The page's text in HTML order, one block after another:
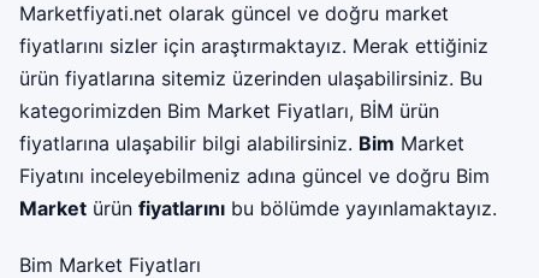
Marketfiyati.net olarak güncel ve doğru market
fiyatlarını sizler için araştırmaktayız. Merak ettiğiniz
ürün fiyatlarına sitemiz üzerinden ulaşabilirsiniz. Bu
kategorimizden Bim Market Fiyatları, BİM ürün
fiyatlarına ulaşabilir bilgi alabilirsiniz. Bim Market
Fiyatını inceleyebilmeniz adına güncel ve doğru Bim
Market ürün fiyatlarını bu bölümde yayınlamaktayız.
Bim Market Fiyatları